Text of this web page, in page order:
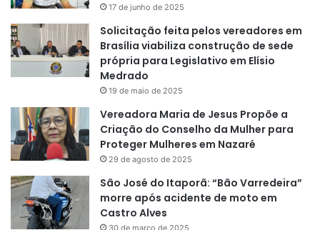
17 de junho de 2025
Solicitação feita pelos vereadores em
Brasília viabiliza construção de sede
própria para Legislativo em Elísio
Medrado
19 de maio de 2025
Vereadora Maria de Jesus Propõe a
Criação do Conselho da Mulher para
Proteger Mulheres em Nazaré
29 de agosto de 2025
São José do Itaporã: “Bão Varredeira”
morre após acidente de moto em
Castro Alves
30 de março de 2025